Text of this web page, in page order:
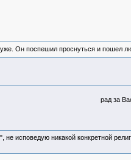
Он поспешил проснуться и пошел
рад за Вас - Вы
не исповедую никакой конкретной